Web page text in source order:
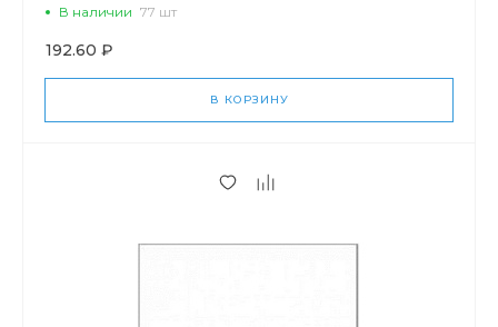
В наличии 77 шт
192.60 ₽
В КОРЗИНУ